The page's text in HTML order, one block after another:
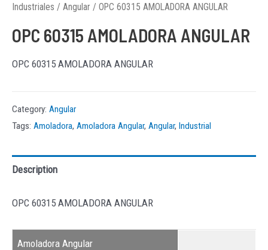
Industriales / Angular / OPC 60315 AMOLADORA ANGULAR
OPC 60315 AMOLADORA ANGULAR
OPC 60315 AMOLADORA ANGULAR
Category: Angular
Tags: Amoladora, Amoladora Angular, Angular, Industrial
Description
OPC 60315 AMOLADORA ANGULAR
Amoladora Angular